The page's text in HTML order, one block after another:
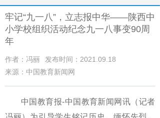
牢记“九一八”，立志报中华——陕西中
小学校组织活动纪念​九一八事变90周
年
作者：冯丽
发布时间：2021.09.18
来源：中国教育新闻网
中国教育报-中国教育新闻网讯（记者